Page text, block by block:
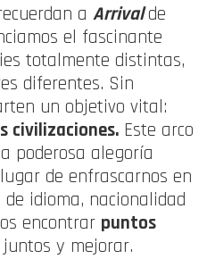
a Arrival de
el fascinante
totalmente distintas,
diferentes. Sin
un objetivo vital:
civilizaciones. Este arco
poderosa alegoría
de enfrascarnos en
idioma, nacionalidad
encontrar puntos
y mejorar.